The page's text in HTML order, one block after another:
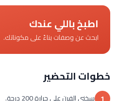
اطبخ باللي عندك
ابحث عن وصفات بناءً على مكوناتك.
خطوات التحضير
1 سخني الفرن على حرارة 200 درجة.